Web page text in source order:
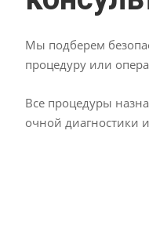
Мы подберем
процедуру или
Все процедуры
очной диагностики